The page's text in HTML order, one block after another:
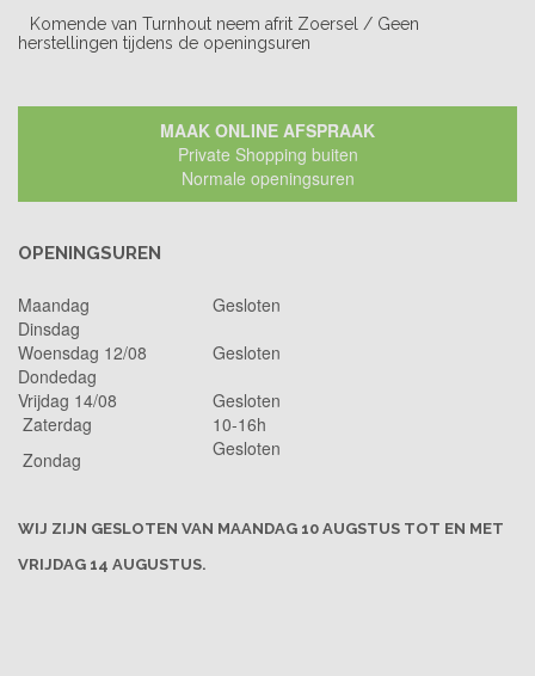
Komende van Turnhout neem afrit Zoersel / Geen
herstellingen tijdens de openingsuren
MAAK ONLINE AFSPRAAK
Private Shopping buiten
Normale openingsuren
OPENINGSUREN
Maandag
Gesloten
Dinsdag
Woensdag 12/08
Gesloten
Dondedag
Vrijdag 14/08
Gesloten
Zaterdag
10-16h
Zondag
Gesloten
WIJ ZIJN GESLOTEN VAN MAANDAG 10 AUGSTUS TOT EN MET
VRIJDAG 14 AUGUSTUS.